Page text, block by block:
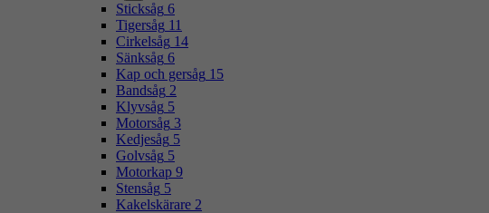
Sticksåg 6
Tigersåg 11
Cirkelsåg 14
Sänksåg 6
Kap och gersåg 15
Bandsåg 2
Klyvsåg 5
Motorsåg 3
Kedjesåg 5
Golvsåg 5
Motorkap 9
Stensåg 5
Kakelskärare 2